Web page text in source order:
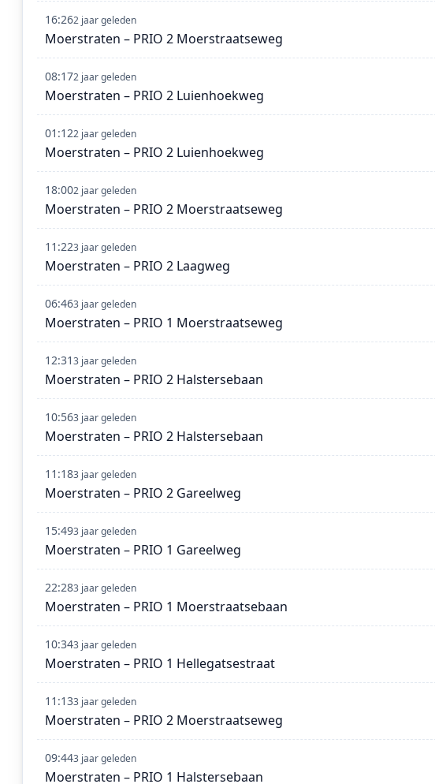
16:262 jaar geleden
Moerstraten – PRIO 2 Moerstraatseweg
08:172 jaar geleden
Moerstraten – PRIO 2 Luienhoekweg
01:122 jaar geleden
Moerstraten – PRIO 2 Luienhoekweg
18:002 jaar geleden
Moerstraten – PRIO 2 Moerstraatseweg
11:223 jaar geleden
Moerstraten – PRIO 2 Laagweg
06:463 jaar geleden
Moerstraten – PRIO 1 Moerstraatseweg
12:313 jaar geleden
Moerstraten – PRIO 2 Halstersebaan
10:563 jaar geleden
Moerstraten – PRIO 2 Halstersebaan
11:183 jaar geleden
Moerstraten – PRIO 2 Gareelweg
15:493 jaar geleden
Moerstraten – PRIO 1 Gareelweg
22:283 jaar geleden
Moerstraten – PRIO 1 Moerstraatsebaan
10:343 jaar geleden
Moerstraten – PRIO 1 Hellegatsestraat
11:133 jaar geleden
Moerstraten – PRIO 2 Moerstraatseweg
09:443 jaar geleden
Moerstraten – PRIO 1 Halstersebaan